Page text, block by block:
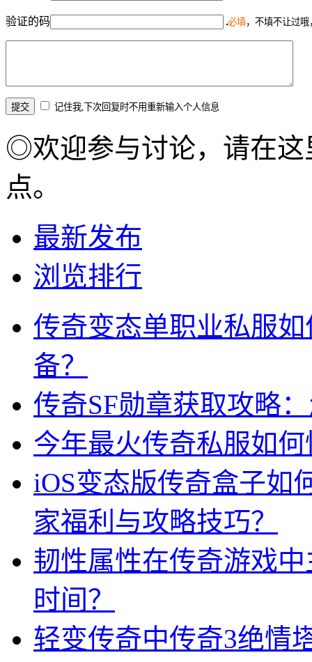
验证的码 必填，不填不让过
记住我,下次回复时不用重新输入个人信息
◎欢迎参与讨论，请在这
点。
最新发布
浏览排行
传奇变态单职业私服
备？
传奇SF勋章获取攻略
今年最火传奇私服如
iOS变态版传奇盒子如
家福利与攻略技巧？
韧性属性在传奇游戏
时间？
轻变传奇中传奇3绝情